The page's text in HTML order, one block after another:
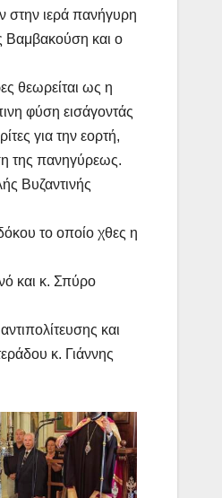
στην ιερά πανήγυρη
Βαμβακούση και ο
θεωρείται ως η
φύση εισάγοντάς
για την εορτή,
της πανηγύρεως.
Βυζαντινής
το οποίο χθες η
και κ. Σπύρο
και
κ. Γιάννης